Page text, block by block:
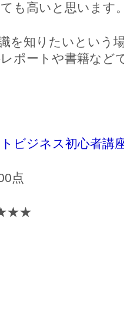
も高いと思います
を知りたいという
ポートや書籍など
ビジネス初心者講
点